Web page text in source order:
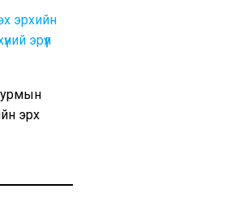
эрхийн
эрүүл
эрх